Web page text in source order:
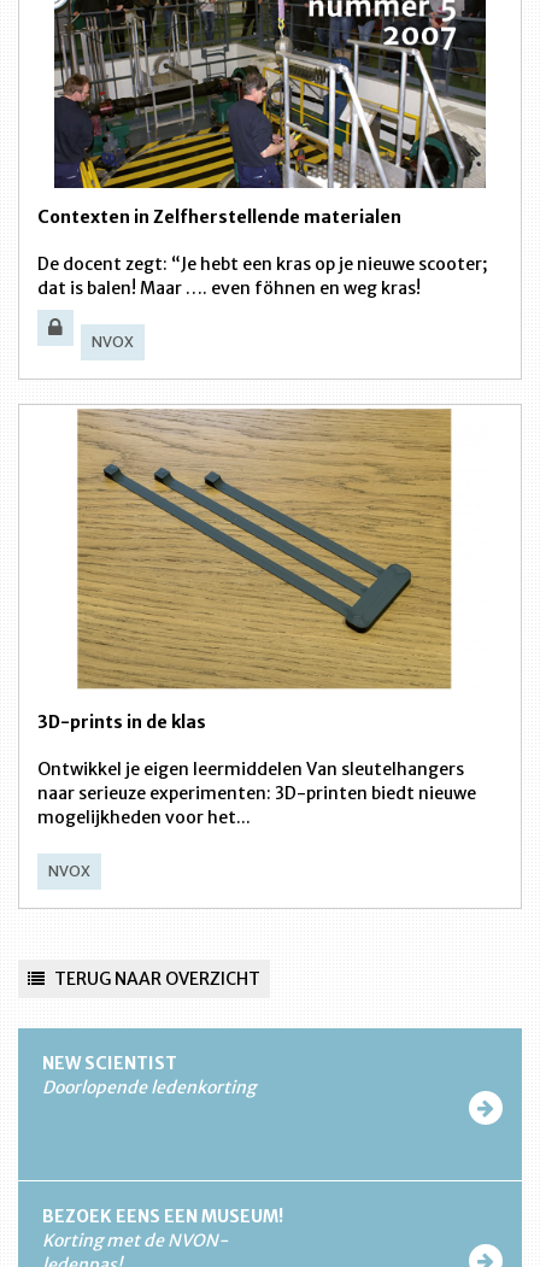
Contexten in Zelfherstellende materialen
De docent zegt: “Je hebt een kras op je nieuwe scooter;
dat is balen! Maar …. even föhnen en weg kras!
NVOX
3D-prints in de klas
Ontwikkel je eigen leermiddelen Van sleutelhangers
naar serieuze experimenten: 3D-printen biedt nieuwe
mogelijkheden voor het...
NVOX
TERUG NAAR OVERZICHT
NEW SCIENTIST
Doorlopende ledenkorting
BEZOEK EENS EEN MUSEUM!
Korting met de NVON-